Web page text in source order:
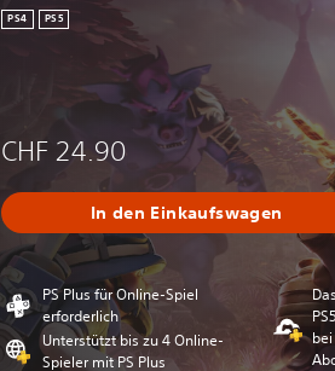
PS4 PS5
CHF 24.90
In den Einkaufswagen
PS Plus für Online-Spiel
erforderlich
Unterstützt bis zu 4 Online-
Spieler mit PS Plus